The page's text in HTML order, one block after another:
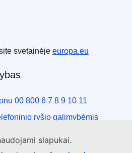
slapukai.
svetainėje europa.eu
00 800 6 7 8 9 10 11
ryšio galimybėmis
kontaktine forma
biurų